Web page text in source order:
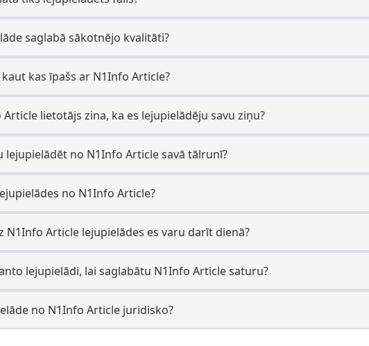
saglabā sākotnējo kvalitāti?
kas īpašs ar N1Info Article?
Article lietotājs zina, ka es lejupielādēju savu ziņu?
lejupielādēt no N1Info Article savā tālrunī?
no N1Info Article?
N1Info Article lejupielādes es varu darīt dienā?
lejupielādi, lai saglabātu N1Info Article saturu?
no N1Info Article juridisko?